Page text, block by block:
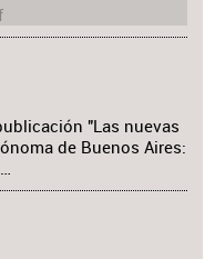
"Las nuevas
de Buenos Aires: